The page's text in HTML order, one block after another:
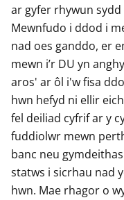
ar gyfer rhywun sydd
Mewnfudo i ddod i
nad oes ganddo, er
mewn i’r DU yn
aros' ar ôl i'w fisa
hwn hefyd ni ellir
fel deiliad cyfrif ar y
fuddiolwr mewn
banc neu
statws i sicrhau nad
hwn. Mae rhagor o